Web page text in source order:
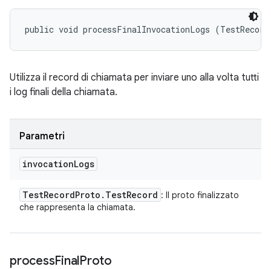
public void processFinalInvocationLogs
Utilizza il record di chiamata per inviare uno alla volta tutti
i log finali della chiamata.
Parametri
invocationLogs
TestRecordProto . TestRecord : Il proto finalizzato
che rappresenta la chiamata.
processFinalProto